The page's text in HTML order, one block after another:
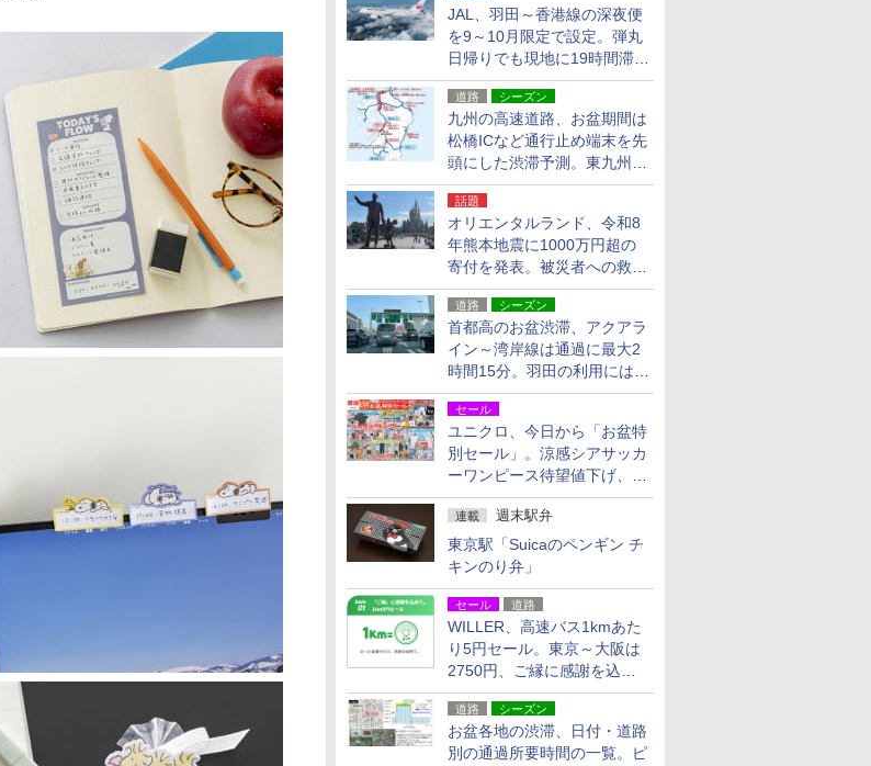
JAL、羽田～香港線の深夜便
を9～10月限定で設定。弾丸
日帰りでも現地に19時間滞在
できる
道路 シーズン
九州の高速道路、お盆期間は
松橋ICなど通行止め端末を先
頭にした渋滞予測。東九州道
への迂回は料金調整を実施
話題
オリエンタルランド、令和8
年熊本地震に1000万円超の
寄付を発表。被災者への救援
活動・復旧支援
道路 シーズン
首都高のお盆渋滞、アクアラ
イン～湾岸線は通過に最大2
時間15分。羽田の利用には
「空港西出口」の利用検討を
セール
ユニクロ、今日から「お盆特
別セール」。涼感シアサッカ
ーワンピース待望値下げ、撥
水ギアショーツは1990円に
連載 週末駅弁
東京駅「Suicaのペンギン チ
キンのり弁」
セール 道路
WILLER、高速バス1kmあた
り5円セール。東京～大阪は
2750円、ご縁に感謝を込め
た20周年記念キャンペーン
道路 シーズン
お盆各地の渋滞、日付・道路
別の通過所要時間の一覧。ピ